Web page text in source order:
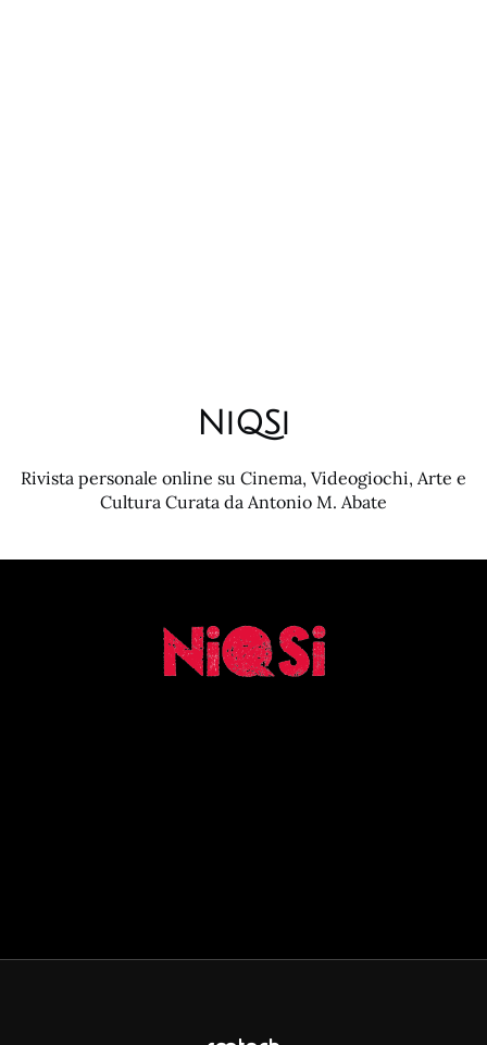
NiQSi
Rivista personale online su Cinema, Videogiochi, Arte e
Cultura Curata da Antonio M. Abate